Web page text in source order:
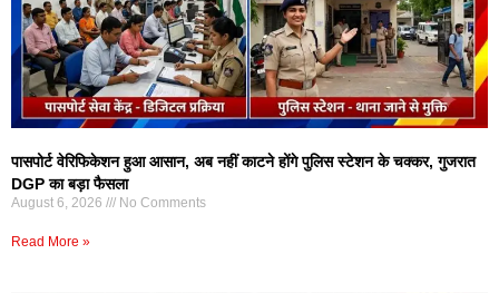
पासपोर्ट वेरिफिकेशन हुआ आसान, अब नहीं काटने होंगे पुलिस स्टेशन के चक्कर, गुजरात
DGP का बड़ा फैसला
August 6, 2026 No Comments
Read More »